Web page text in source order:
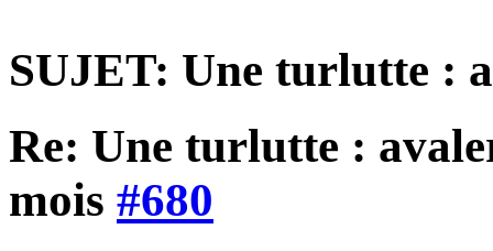
SUJET: Une turlutte :
Re: Une turlutte :
mois #680